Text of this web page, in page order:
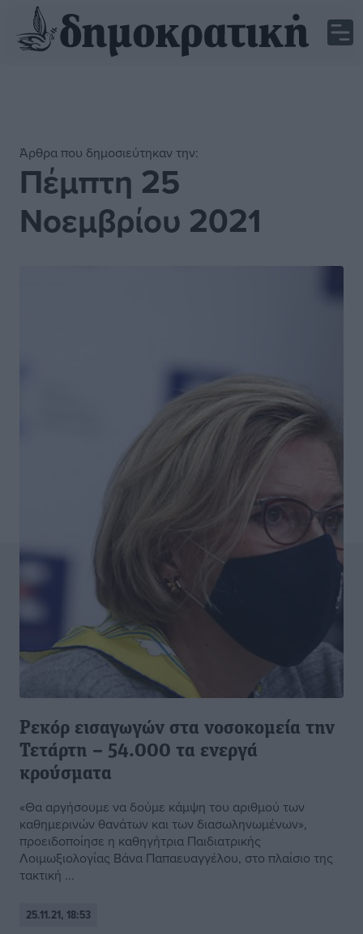
Άρθρα που δημοσιεύτηκαν την:
Πέμπτη 25
Νοεμβρίου 2021
Ρεκόρ εισαγωγών στα νοσοκομεία την
Τετάρτη – 54.000 τα ενεργά
κρούσματα
«Θα αργήσουμε να δούμε κάμψη του αριθμού των
καθημερινών θανάτων και των διασωληνωμένων»,
προειδοποίησε η καθηγήτρια Παιδιατρικής
Λοιμωξιολογίας Βάνα Παπαευαγγέλου, στο πλαίσιο της
τακτική ...
25.11.21, 18:53